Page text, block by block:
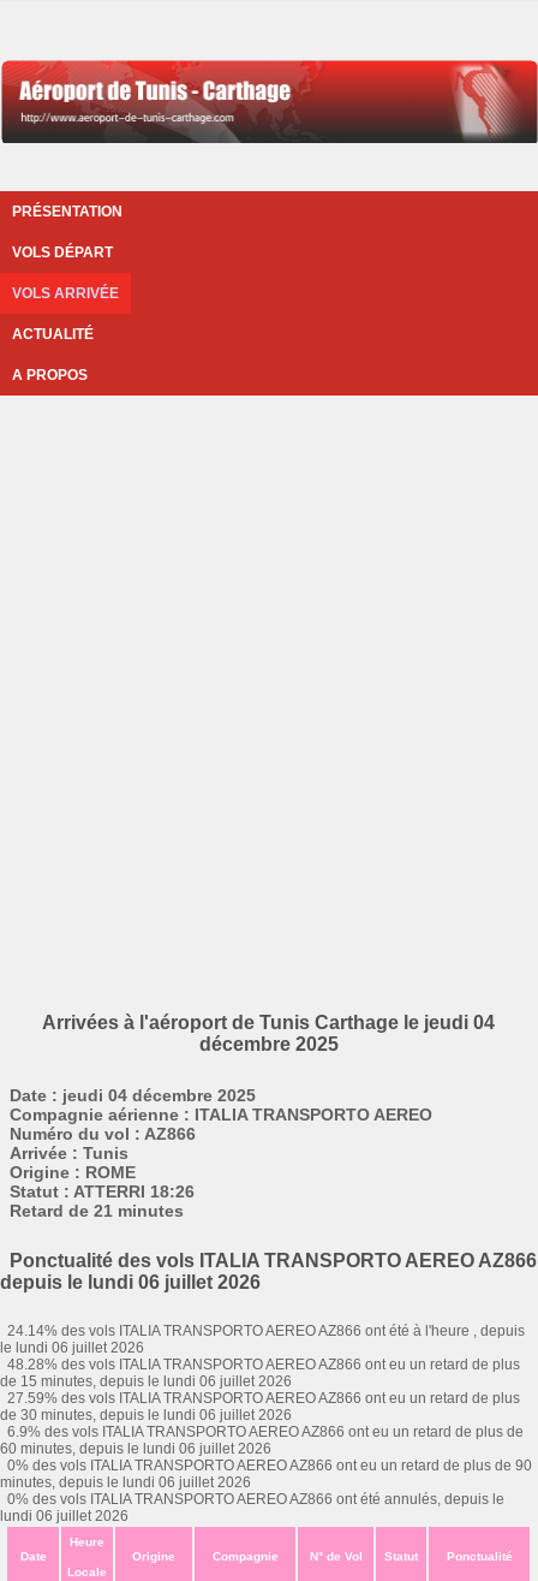
PRÉSENTATION
VOLS DÉPART
VOLS ARRIVÉE
ACTUALITÉ
A PROPOS
Arrivées à l'aéroport de Tunis Carthage le jeudi 04
décembre 2025
Date : jeudi 04 décembre 2025
Compagnie aérienne : ITALIA TRANSPORTO AEREO
Numéro du vol : AZ866
Arrivée : Tunis
Origine : ROME
Statut : ATTERRI 18:26
Retard de 21 minutes
Ponctualité des vols ITALIA TRANSPORTO AEREO AZ866
depuis le lundi 06 juillet 2026
24.14% des vols ITALIA TRANSPORTO AEREO AZ866 ont été à l'heure , depuis
le lundi 06 juillet 2026
48.28% des vols ITALIA TRANSPORTO AEREO AZ866 ont eu un retard de plus
de 15 minutes, depuis le lundi 06 juillet 2026
27.59% des vols ITALIA TRANSPORTO AEREO AZ866 ont eu un retard de plus
de 30 minutes, depuis le lundi 06 juillet 2026
6.9% des vols ITALIA TRANSPORTO AEREO AZ866 ont eu un retard de plus de
60 minutes, depuis le lundi 06 juillet 2026
0% des vols ITALIA TRANSPORTO AEREO AZ866 ont eu un retard de plus de 90
minutes, depuis le lundi 06 juillet 2026
0% des vols ITALIA TRANSPORTO AEREO AZ866 ont été annulés, depuis le
lundi 06 juillet 2026
Date
Heure
Locale
Origine Compagnie N° de Vol Statut Ponctualité